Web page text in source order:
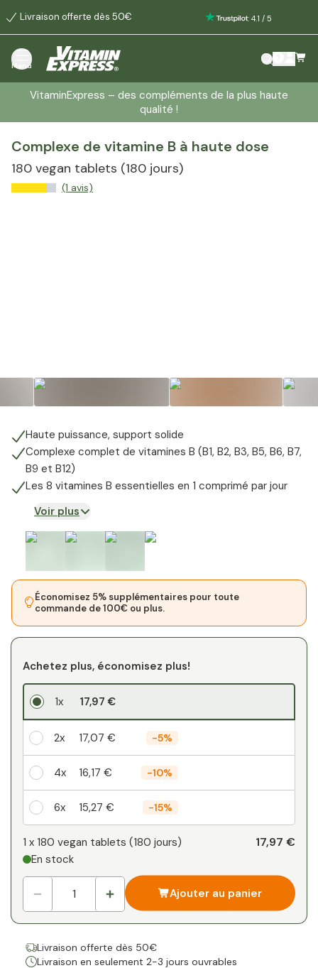
Livraison offerte dès 50€ : 4.1 / 5
Menu
VitaminExpress – des compléments de la plus haute
qualité !
Complexe de vitamine B à haute dose
180 vegan tablets (180 jours)
(1 avis)
Haute puissance, support solide
Complexe complet de vitamines B (B1, B2, B3, B5, B6, B7,
B9 et B12)
Les 8 vitamines B essentielles en 1 comprimé par jour
Voir plus
Économisez 5% supplémentaires pour toute
commande de 100€ ou plus.
Achetez plus, économisez plus!
1x 17,97 €
2x 17,07 € -5%
4x 16,17 € -10%
6x 15,27 € -15%
Votre remise personnelle
1x
1 x 180 vegan tablets (180 jours)
En stock
17,97 €
Ajouter au panier
Livraison offerte dès 50€
Livraison en seulement 2-3 jours ouvrables